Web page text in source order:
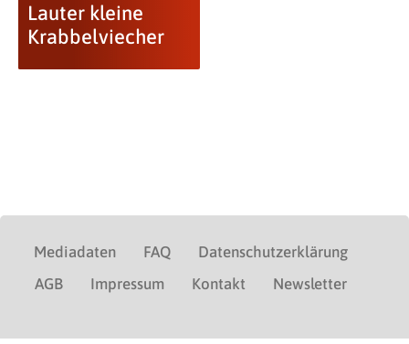
Lauter kleine
Krabbelviecher
Mediadaten FAQ
Datenschutzerklärung
AGB
Impressum Kontakt Newsletter